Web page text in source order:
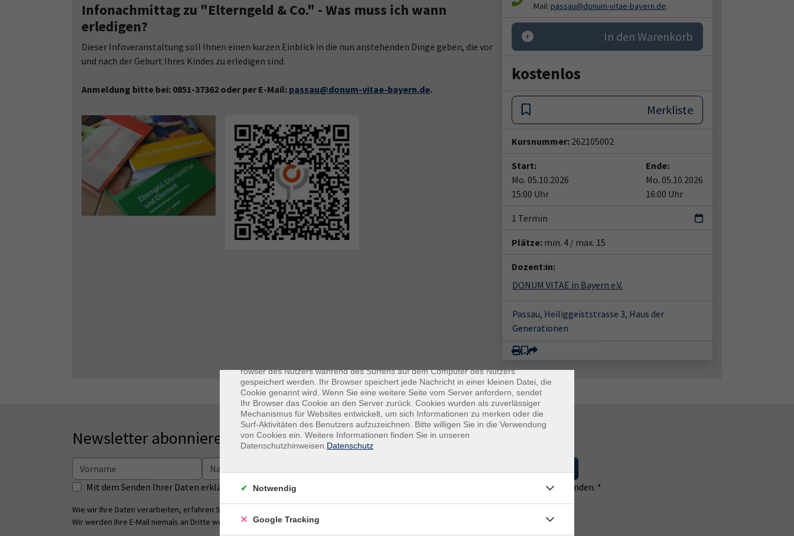
Infonachmittag zu "Elterngeld & Co." - Was muss ich wann
erledigen?
Dieser Infoveranstaltung soll Ihnen einen kurzen Einblick in die nun anstehenden Dinge geben, die vor
und nach der Geburt Ihres Kindes zu erledigen sind.
Anmeldung bitte bei: 0851-37362 oder per E-Mail: passau@donum-vitae-bayern.de.
Mail: passau@donum-vitae-bayern.de.
In den Warenkorb
kostenlos
Merkliste
Kursnummer: 262105002
Start:
Mo. 05.10.2026
15:00 Uhr
Ende:
Mo. 05.10.2026
16:00 Uhr
1 Termin
Plätze: min. 4 / max. 15
Dozent:in:
DONUM VITAE in Bayern e.V.
Passau, Heiliggeiststrasse 3, Haus der
Generationen
Newsletter abonnieren
Mit dem Senden Ihrer Daten erklären Sie sich mit der Verarbeitung gemäß unseren Datenschutzbestimmungen einverstanden. *
Wie wir Ihre Daten verarbeiten, erfahren Sie in unseren
Wir werden Ihre E-Mail niemals an Dritte weitergeben.
rowser des Nutzers während des Surfens auf dem Computer des Nutzers
gespeichert werden. Ihr Browser speichert jede Nachricht in einer kleinen Datei, die
Cookie genannt wird. Wenn Sie eine weitere Seite vom Server anfordern, sendet
Ihr Browser das Cookie an den Server zurück. Cookies wurden als zuverlässiger
Mechanismus für Websites entwickelt, um sich Informationen zu merken oder die
Surf-Aktivitäten des Benutzers aufzuzeichnen. Bitte willigen Sie in die Verwendung
von Cookies ein. Weitere Informationen finden Sie in unseren
Datenschutzhinweisen. Datenschutz
×
Notwendig
Google Tracking